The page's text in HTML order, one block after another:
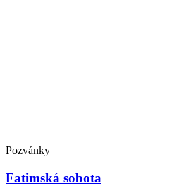
Pozvánky
Fatimská sobota